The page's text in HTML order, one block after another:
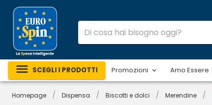
SCEGLI I PRODOTTI Promozioni Amo Essere
Homepage / Dispensa / Biscotti e dolci / Merendine /